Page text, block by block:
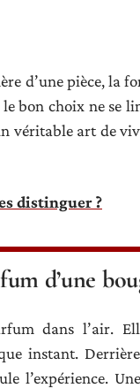
d’une pièce, la
bon choix ne se
véritable art de
distinguer ?
d’une
dans l’air.
instant.
l’expérience.